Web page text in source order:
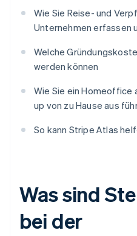
Wie Sie Reise- und
Unternehmen erfassen
Welche
werden können
Wie Sie ein Homeoffice
up von zu Hause aus
So kann Stripe Atlas
Was sind
bei der